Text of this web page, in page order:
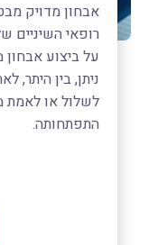
על ביצוע
ניתן, בין היתר,
לשלול או לאמת
התפתחותה.